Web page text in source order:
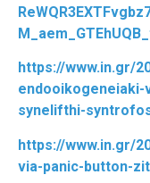
https://www.in.gr/
endooikogeneiaki-
synelifthi-
https://www.in.gr/
via-panic-button-